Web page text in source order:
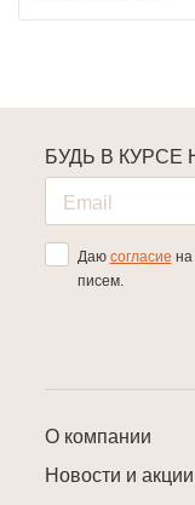
О компании
Новости и акции
БУДЬ В
Даю согласие
писем.